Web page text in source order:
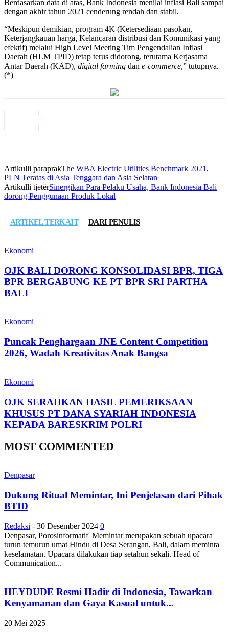
Berdasarkan data di atas, Bank Indonesia menilai inflasi Bali sampai
dengan akhir tahun 2021 cenderung rendah dan stabil.
“Meskipun demikian, program 4K (Ketersediaan pasokan,
Keterjangkauan harga, Kelancaran distribusi dan Komunikasi yang
efektif) melalui High Level Meeting Tim Pengendalian Inflasi
Daerah (HLM TPID) tetap terus didorong, terutama Kerjasama
Antar Daerah (KAD), digital farming dan e-commerce,” tutupnya.
(*)
Artikulli paraprakThe WBA Electric Utilities Benchmark 2021,
PLN Teratas di Asia Tenggara dan Asia Selatan
Artikulli tjetërSinergikan Para Pelaku Usaha, Bank Indonesia Bali
dorong Penggunaan Produk Lokal
ARTIKEL TERKAIT DARI PENULIS
Ekonomi
OJK BALI DORONG KONSOLIDASI BPR, TIGA
BPR BERGABUNG KE PT BPR SRI PARTHA
BALI
Ekonomi
Puncak Penghargaan JNE Content Competition
2026, Wadah Kreativitas Anak Bangsa
Ekonomi
OJK SERAHKAN HASIL PEMERIKSAAN
KHUSUS PT DANA SYARIAH INDONESIA
KEPADA BARESKRIM POLRI
MOST COMMENTED
Denpasar
Dukung Ritual Memintar, Ini Penjelasan dari Pihak
BTID
Redaksi - 30 Desember 2024 0
Denpasar, Porosinformatif| Memintar merupakan sebuah upacara
turun temurun umat Hindu di Desa Serangan, Bali, dalam meminta
keselamatan. Upacara dilakukan tiap setahun sekali. Head of
Communication...
HEYDUDE Resmi Hadir di Indonesia, Tawarkan
Kenyamanan dan Gaya Kasual untuk...
20 Mei 2025